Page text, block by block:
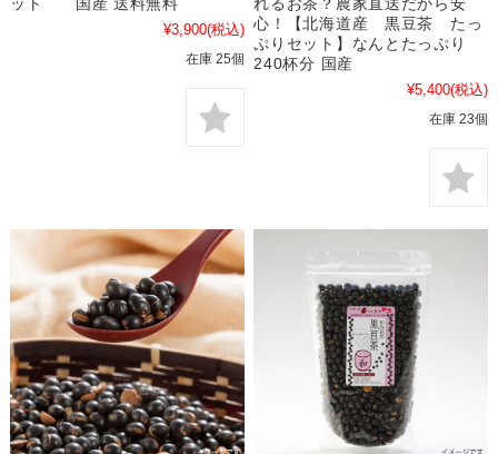
¥3,900(税込)
在庫 25個
心！【北海道産 黒豆茶 たっ
ぷりセット】なんとたっぷり
240杯分 国産
¥5,400(税込)
在庫 23個